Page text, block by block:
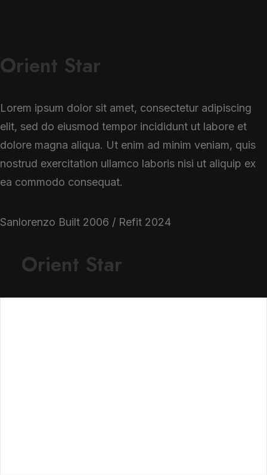
Orient Star
Lorem ipsum dolor sit amet, consectetur adipiscing
elit, sed do eiusmod tempor incididunt ut labore et
dolore magna aliqua. Ut enim ad minim veniam, quis
nostrud exercitation ullamco laboris nisi ut aliquip ex
ea commodo consequat.
Sanlorenzo Built 2006 / Refit 2024
Orient Star